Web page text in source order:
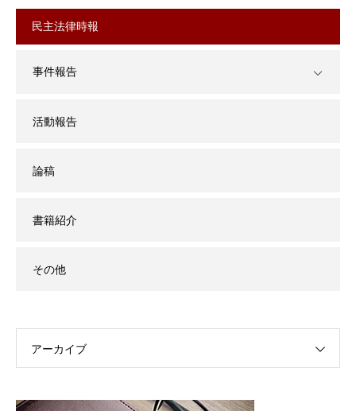
民主法律時報
事件報告
活動報告
論稿
書籍紹介
その他
アーカイブ